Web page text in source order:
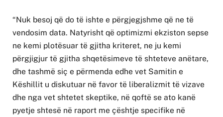
“Nuk besoj që do të ishte e përgjegjshme që ne të
vendosim data. Natyrisht që optimizmi ekziston sepse
ne kemi plotësuar të gjitha kriteret, ne ju kemi
përgjigjur të gjitha shqetësimeve të shteteve anëtare,
dhe tashmë siç e përmenda edhe vet Samitin e
Këshillit u diskutuar në favor të liberalizmit të vizave
dhe nga vet shtetet skeptike, në qoftë se ato kanë
pyetje shtesë në raport me çështje specifike në